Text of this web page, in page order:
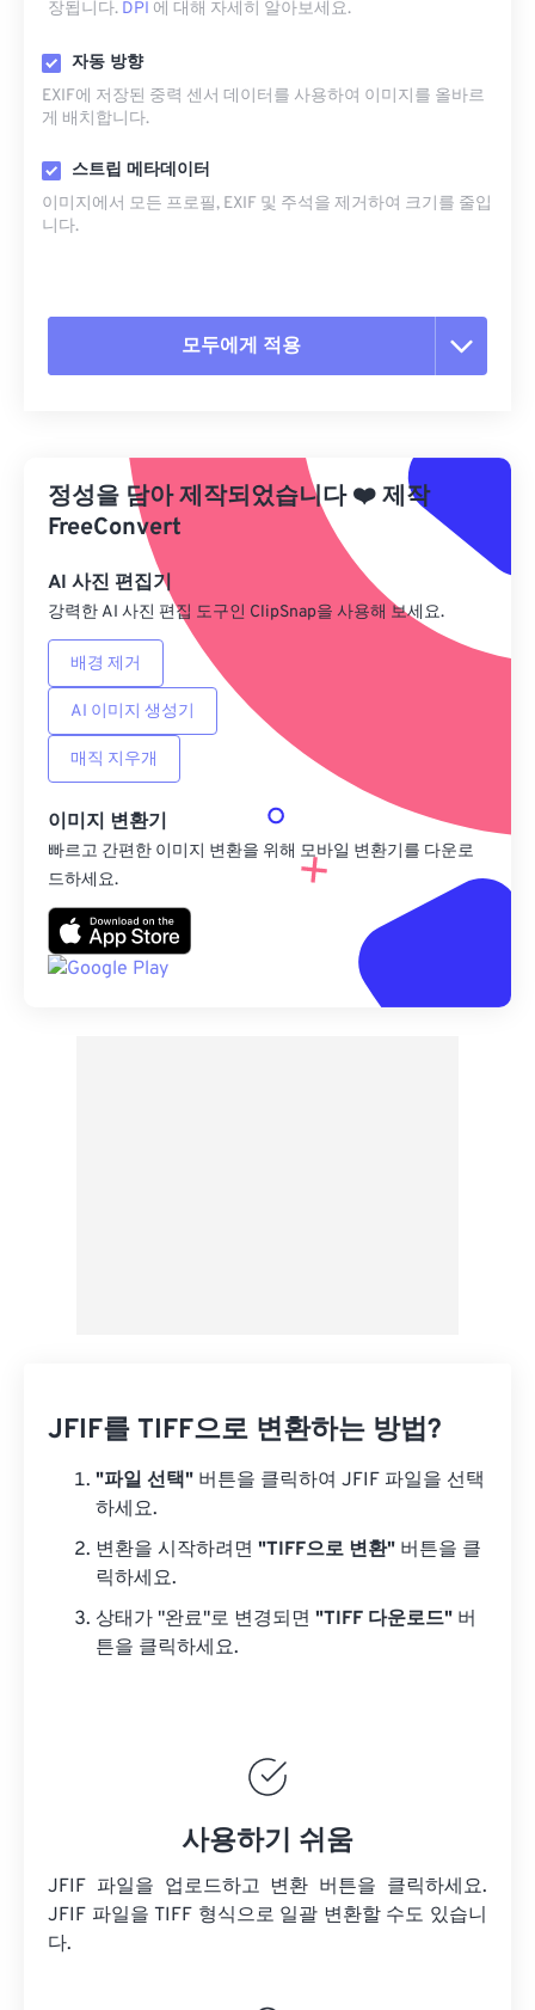
장됩니다. DPI 에 대해 자세히 알아보세요.
자동 방향
EXIF에 저장된 중력 센서 데이터를 사용하여 이미지를 올바르
게 배치합니다.
스트립 메타데이터
이미지에서 모든 프로필, EXIF ​​및 주석을 제거하여 크기를 줄입
니다.
모두에게 적용
사전 설정에서 적용
사전 설정으로 저장
정성을 담아 제작되었습니다❤️제작
FreeConvert
AI 사진 편집기
강력한 AI 사진 편집 도구인 ClipSnap을 사용해 보세요.
배경 제거
AI 이미지 생성기
매직 지우개
이미지 변환기
빠르고 간편한 이미지 변환을 위해 모바일 변환기를 다운로
드하세요.
JFIF를 TIFF으로 변환하는 방법?
"파일 선택" 버튼을 클릭하여 JFIF 파일을 선택
하세요.
변환을 시작하려면 "TIFF으로 변환" 버튼을 클
릭하세요.
상태가 "완료"로 변경되면 "TIFF 다운로드" 버
튼을 클릭하세요.
사용하기 쉬움
JFIF 파일을 업로드하고 변환 버튼을 클릭하세요.
JFIF 파일을 TIFF 형식으로 일괄 변환할 수도 있습니
다.